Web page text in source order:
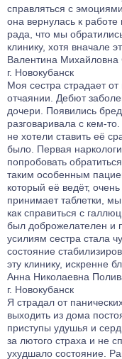
справляться с
она вернулась к работе
рада, что мы
клинику, хотя вначале
Валентина Михайловна
г. Новокубанск
Моя сестра страдает
отчаянии. Дебют
дочери. Появились
разговаривала с кем-
не хотели ставить её
было. Первая
попробовать
таким особенным
который её ведёт,
принимает таблетки,
как справиться с
был доброжелателен и
усилиям сестра стала
состояние
эту клинику, искренне
Анна Николаевна
г. Новокубанск
Я страдал от
выходить из дома
приступы удушья и
за лютого страха и не
ухудшало состояние.